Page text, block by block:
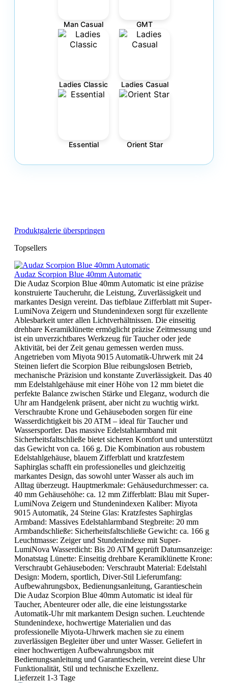
Man Casual GMT
Ladies Classic Ladies Casual
Essential Orient Star
Produktgalerie überspringen
Topsellers
Audaz Scorpion Blue 40mm Automatic
Die Audaz Scorpion Blue 40mm Automatic ist eine präzise
konstruierte Taucheruhr, die Leistung, Zuverlässigkeit und
markantes Design vereint. Das tiefblaue Zifferblatt mit Super-
LumiNova Zeigern und Stundenindexen sorgt für exzellente
Ablesbarkeit unter allen Lichtverhältnissen. Die einseitig
drehbare Keramiklünette ermöglicht präzise Zeitmessung und
ist ein unverzichtbares Werkzeug für Taucher oder jede
Aktivität, bei der Zeit genau gemessen werden muss.
Angetrieben vom Miyota 9015 Automatik-Uhrwerk mit 24
Steinen liefert die Scorpion Blue reibungslosen Betrieb,
mechanische Präzision und konstante Zuverlässigkeit. Das 40
mm Edelstahlgehäuse mit einer Höhe von 12 mm bietet die
perfekte Balance zwischen Stärke und Eleganz, wodurch die
Uhr am Handgelenk präsent, aber nicht zu wuchtig wirkt.
Verschraubte Krone und Gehäuseboden sorgen für eine
Wasserdichtigkeit bis 20 ATM – ideal für Taucher und
Wassersportler. Das massive Edelstahlarmband mit
Sicherheitsfaltschließe bietet sicheren Komfort und unterstützt
das Gewicht von ca. 166 g. Die Kombination aus robustem
Edelstahlgehäuse, blauem Zifferblatt und kratzfestem
Saphirglas schafft ein professionelles und gleichzeitig
markantes Design, das sowohl unter Wasser als auch im
Alltag überzeugt. Hauptmerkmale: Gehäusedurchmesser: ca.
40 mm Gehäusehöhe: ca. 12 mm Zifferblatt: Blau mit Super-
LumiNova Zeigern und Stundenindexen Kaliber: Miyota
9015 Automatik, 24 Steine Glas: Kratzfestes Saphirglas
Armband: Massives Edelstahlarmband Stegbreite: 20 mm
Armbandschließe: Sicherheitsfaltschließe Gewicht: ca. 166 g
Leuchtmasse: Zeiger und Stundenindexe mit Super-
LumiNova Wasserdicht: Bis 20 ATM geprüft Datumsanzeige:
Monatstag Lünette: Einseitig drehbare Keramiklünette Krone:
Verschraubt Gehäuseboden: Verschraubt Material: Edelstahl
Design: Modern, sportlich, Diver-Stil Lieferumfang:
Aufbewahrungsbox, Bedienungsanleitung, Garantieschein
Die Audaz Scorpion Blue 40mm Automatic ist ideal für
Taucher, Abenteurer oder alle, die eine leistungsstarke
Automatik-Uhr mit markantem Design suchen. Leuchtende
Stundenindexe, hochwertige Materialien und das
professionelle Miyota-Uhrwerk machen sie zu einem
zuverlässigen Begleiter über und unter Wasser. Geliefert in
einer hochwertigen Aufbewahrungsbox mit
Bedienungsanleitung und Garantieschein, vereint diese Uhr
Funktionalität, Stil und technische Exzellenz.
Lieferzeit 1-3 Tage